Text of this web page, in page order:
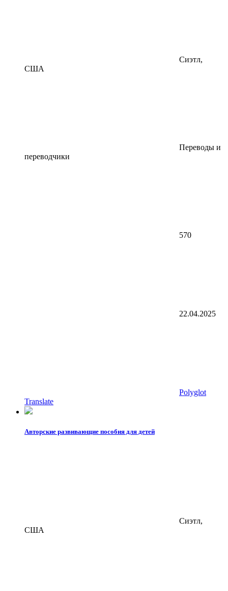
Сиэтл,
США
Переводы и
переводчики
570
22.04.2025
Polyglot
Translate
Авторские развивающие пособия для детей
Сиэтл,
США